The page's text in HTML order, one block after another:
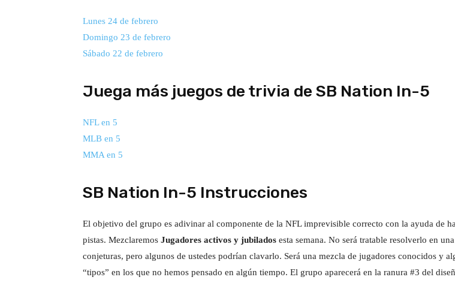
Lunes 24 de febrero
Domingo 23 de febrero
Sábado 22 de febrero
Juega más juegos de trivia de SB Nation In-5
NFL en 5
MLB en 5
MMA en 5
SB Nation In-5 Instrucciones
El objetivo del grupo es adivinar al componente de la NFL imprevisible correcto con la ayuda de
pistas. Mezclaremos Jugadores activos y jubilados esta semana. No será tratable resolverlo en
conjeturas, pero algunos de ustedes podrían clavarlo. Será una mezcla de jugadores conocidos y
“tipos” en los que no hemos pensado en algún tiempo. El grupo aparecerá en la ranura #3 del